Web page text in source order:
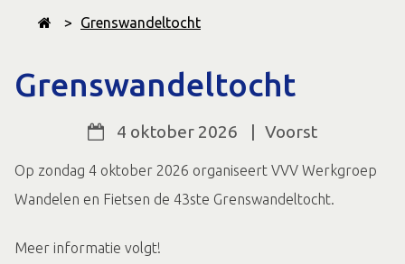
> Grenswandeltocht
Grenswandeltocht
4 oktober 2026 Voorst
Op zondag 4 oktober 2026 organiseert VVV Werkgroep
Wandelen en Fietsen de 43ste Grenswandeltocht.
Meer informatie volgt!